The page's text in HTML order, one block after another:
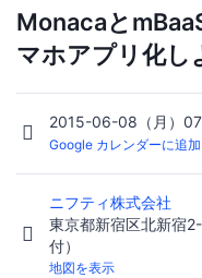
Monacaと
マホアプリ化し
2015-06-08（月）
Google カレンダーに追加
ニフティ株式会社
東京都新宿区北新宿
付）
地図を表示